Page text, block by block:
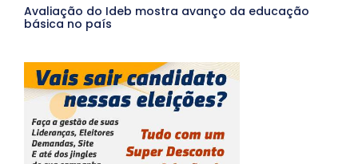
Avaliação do Ideb mostra avanço da educação
básica no país